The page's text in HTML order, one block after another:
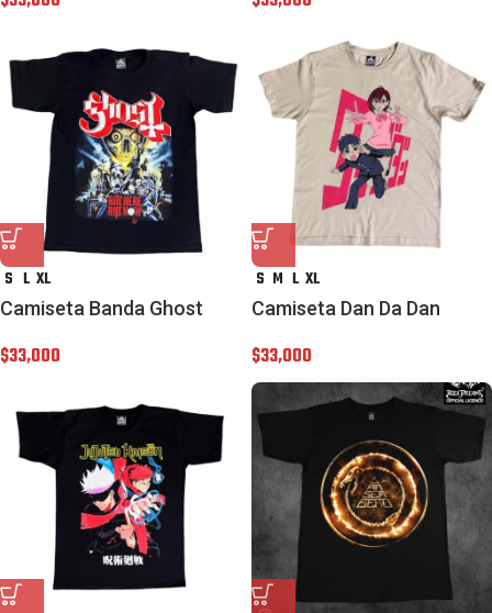
S L XL
Camiseta Banda Ghost
$33,000
S M L XL
Camiseta Dan Da Dan
$33,000